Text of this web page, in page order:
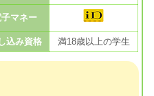
子マネー
込み資格 満18歳以上の学生